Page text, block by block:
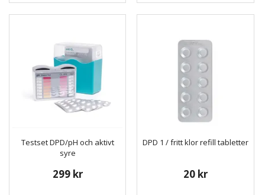
Testset DPD/pH och aktivt
syre
299 kr
DPD 1 / fritt klor refill tabletter
20 kr